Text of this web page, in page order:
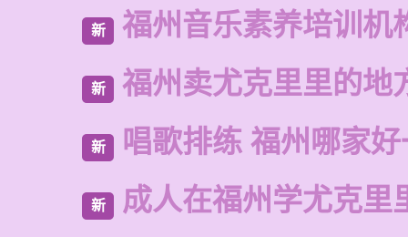
新 福州音乐素养培训机
新 福州卖尤克里里的地
新 唱歌排练 福州哪家
新 成人在福州学尤克里